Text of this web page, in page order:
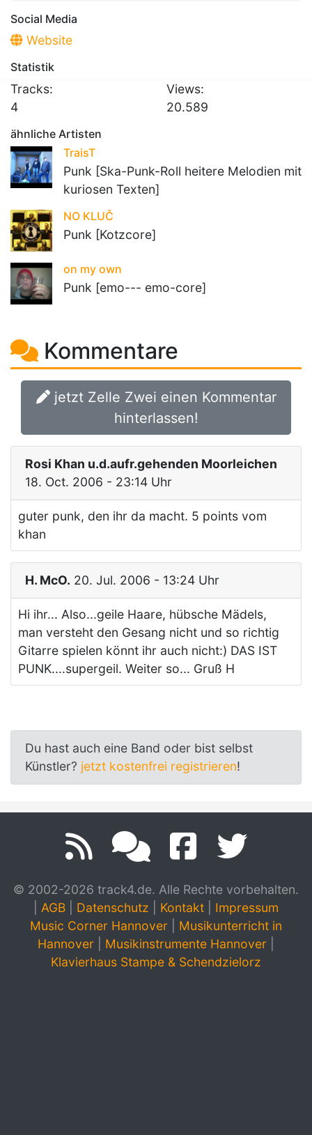
Social Media
Website
Statistik
Tracks:
4
Views:
20.589
ähnliche Artisten
TraisT
Punk [Ska-Punk-Roll heitere Melodien mit
kuriosen Texten]
NO KLUČ
Punk [Kotzcore]
on my own
Punk [emo--- emo-core]
Kommentare
jetzt Zelle Zwei einen Kommentar
hinterlassen!
Rosi Khan u.d.aufr.gehenden Moorleichen
18. Oct. 2006 - 23:14 Uhr
guter punk, den ihr da macht. 5 points vom
khan
H. McO. 20. Jul. 2006 - 13:24 Uhr
Hi ihr... Also...geile Haare, hübsche Mädels,
man versteht den Gesang nicht und so richtig
Gitarre spielen könnt ihr auch nicht:) DAS IST
PUNK....supergeil. Weiter so... Gruß H
Du hast auch eine Band oder bist selbst
Künstler? jetzt kostenfrei registrieren!
© 2002-2026 track4.de. Alle Rechte vorbehalten.
AGB Datenschutz Kontakt
Impressum
Music Corner Hannover
Musikunterricht in
Hannover
Musikinstrumente Hannover
Klavierhaus Stampe & Schendzielorz